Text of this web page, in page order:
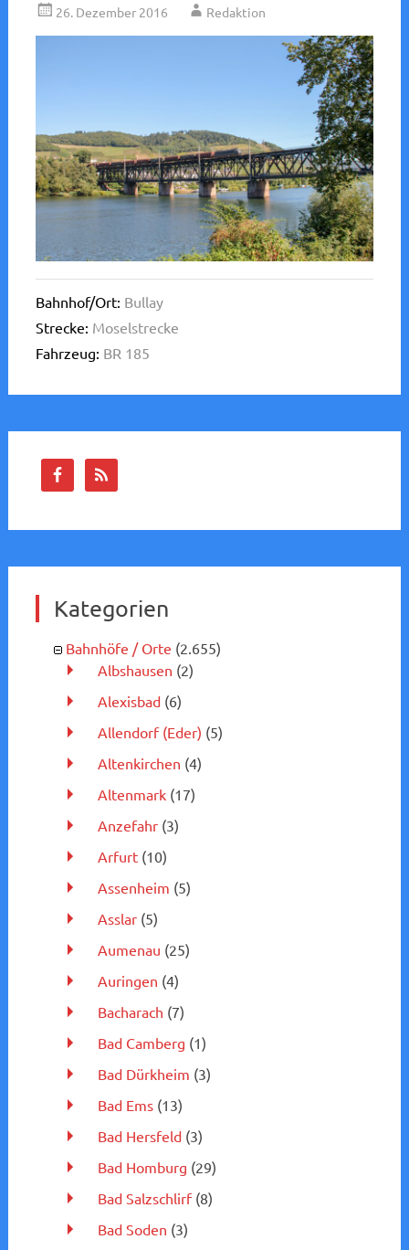
26. Dezember 2016 Redaktion
Bahnhof/Ort: Bullay
Strecke: Moselstrecke
Fahrzeug: BR 185
Kategorien
Bahnhöfe / Orte (2.655)
Albshausen (2)
Alexisbad(6)
Allendorf (Eder) (5)
Altenkirchen (4)
Altenmark(17)
Anzefahr(3)
Arfurt(10)
Assenheim (5)
Asslar(5)
Aumenau (25)
Auringen (4)
Bacharach (7)
Bad Camberg (1)
Bad Dürkheim (3)
Bad Ems(13)
Bad Hersfeld(3)
Bad Homburg (29)
Bad Salzschlirf(8)
Bad Soden (3)